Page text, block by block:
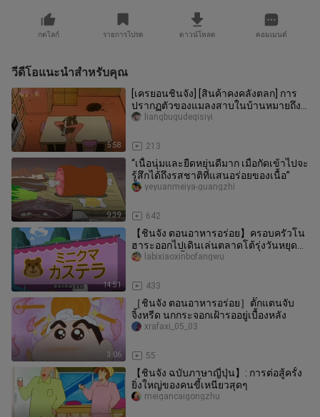
กดไลก์ รายการโปรด ดาวน์โหลด คอมเมนต์
วีดีโอแนะนำสำหรับคุณ
5:58
[เครยอนชินจัง] [สินค้าคงคลังตลก] การ
ปรากฏตัวของแมลงสาบในบ้านหมายถึง...
(3)
213
liangbugudeqisiyi
9:39
“เนื้อนุ่มและยืดหยุ่นดีมาก เมื่อกัดเข้าไปจะ
รู้สึกได้ถึงรสชาติที่แสนอร่อยของเนื้อ”
642
yeyuanmeiya-guangzhi
14:51
【ชินจัง ตอนอาหารอร่อย】ครอบครัวโน
ฮาระออกไปเดินเล่นตลาดโต้รุ่งวันหยุด
สุดสัปดาห์ ซื้อเค้กน้อยหน่าหมีน้อ
433
labixiaoxinbofangwu
3:06
［ชินจัง ตอนอาหารอร่อย］ตั๊กแตนจับ
จิ้งหรีด นกกระจอกเฝ้ารออยู่เบื้องหลัง
55
xrafaxi_05_03
【ชินจัง ฉบับภาษาญี่ปุ่น】: การต่อสู้ครั้ง
ยิ่งใหญ่ของคนขี้เหนียวสุดๆ
meigancaigongzhu